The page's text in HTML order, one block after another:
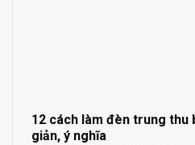
12 cách làm đèn trung thu
giản, ý nghĩa